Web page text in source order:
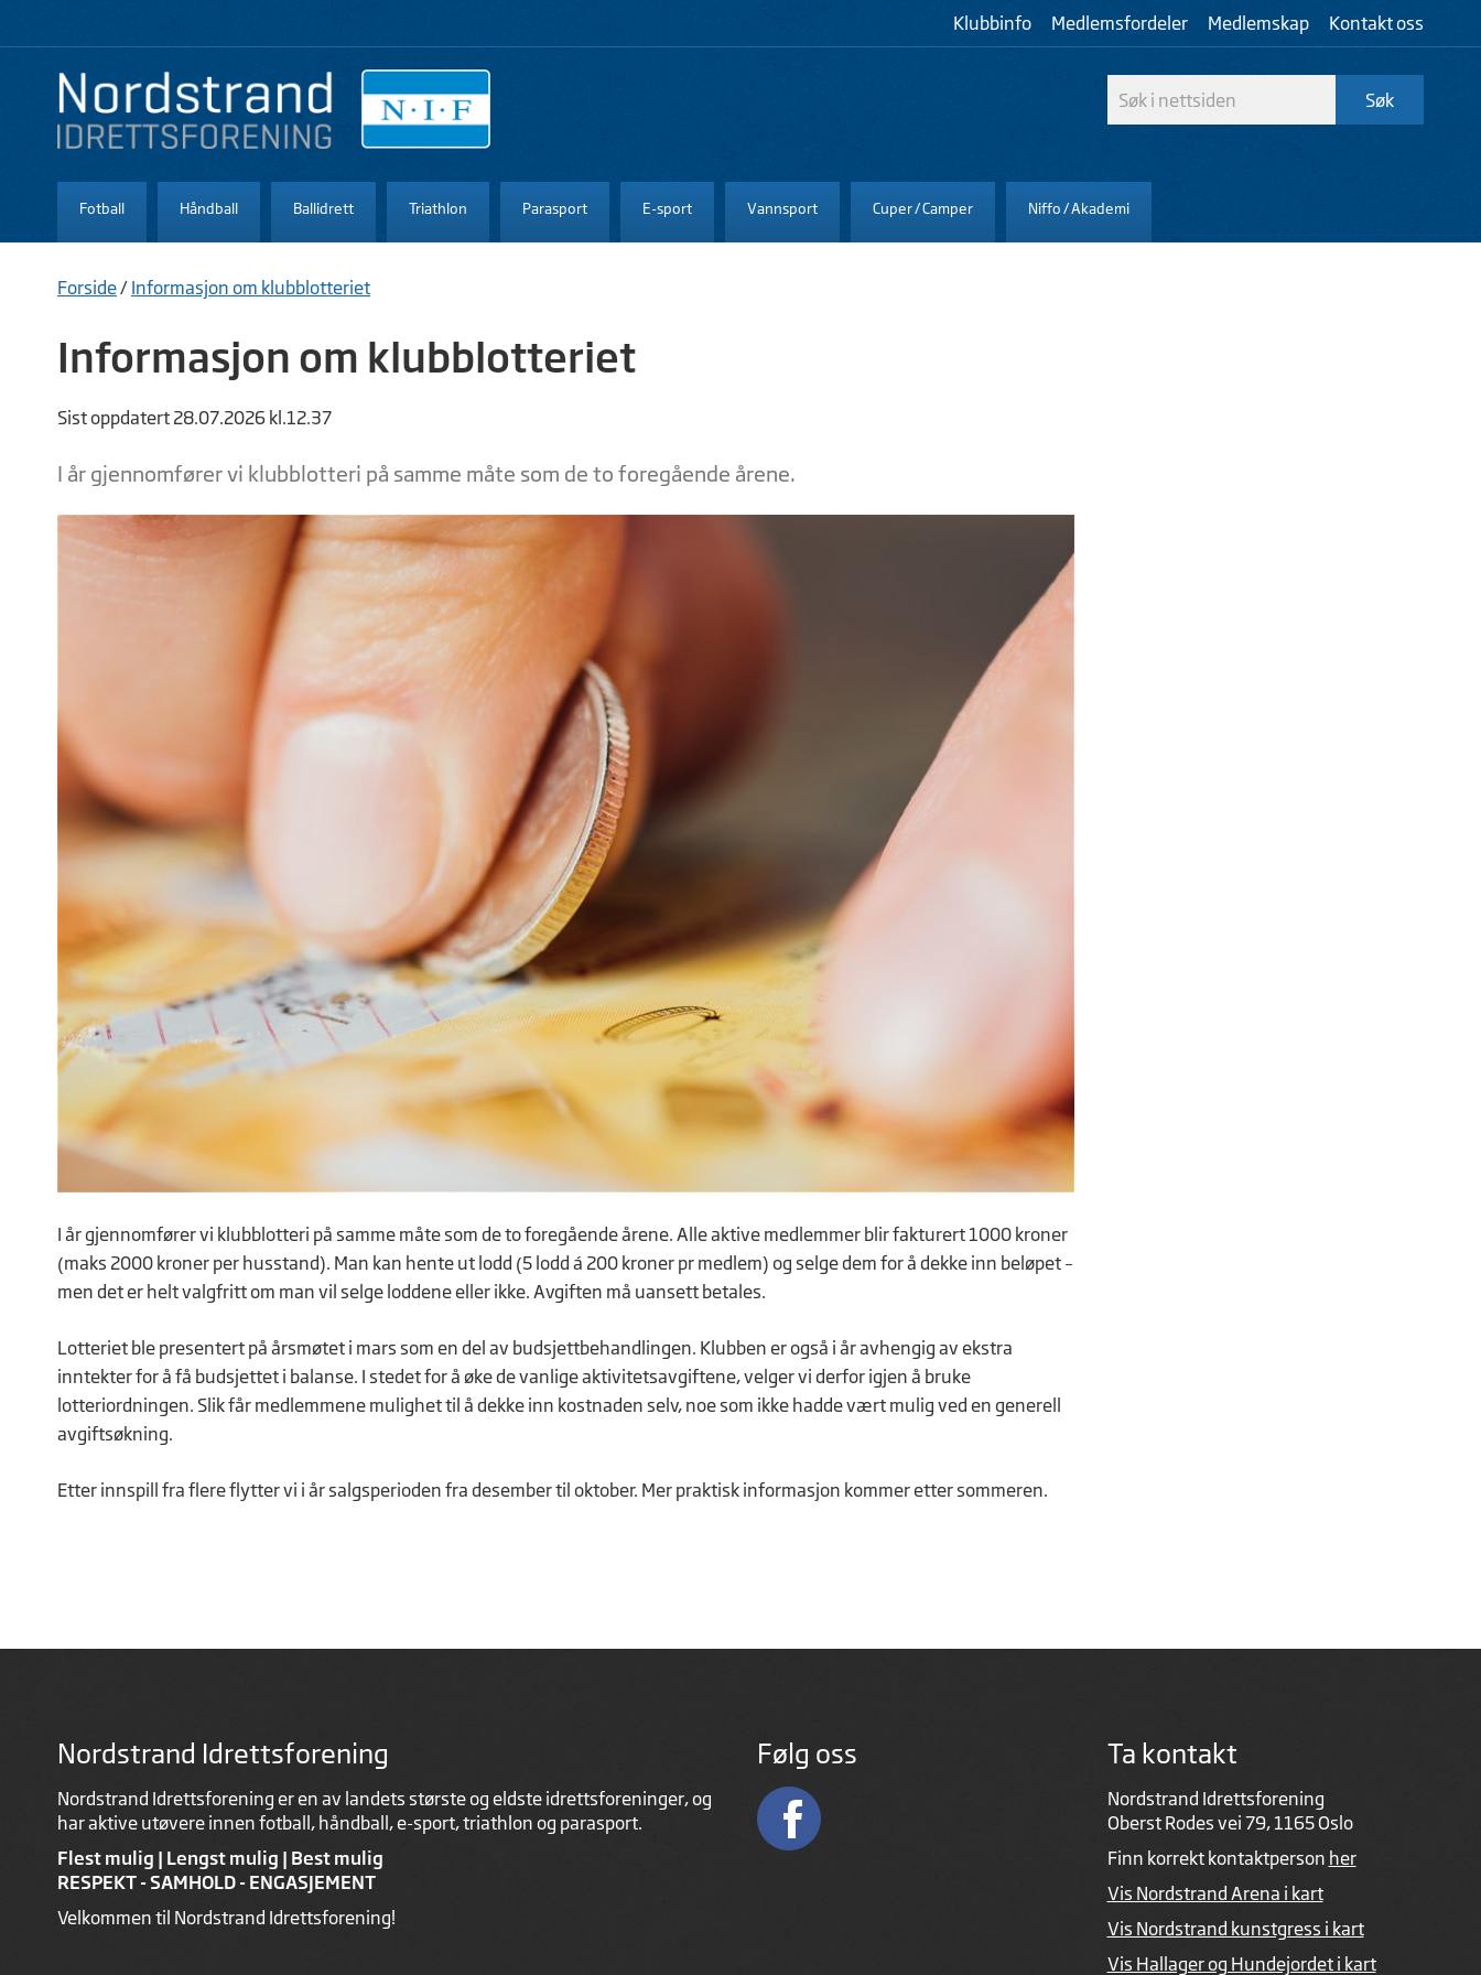
Klubbinfo Medlemsfordeler Medlemskap Kontakt oss
Fotball Håndball Ballidrett Triathlon Parasport E-sport Vannsport Cuper / Camper Niffo / Akademi
Forside/ Informasjon om klubblotteriet
Informasjon om klubblotteriet
Sist oppdatert 28.07.2026 kl.12.37
I år gjennomfører vi klubblotteri på samme måte som de to foregående årene.
I år gjennomfører vi klubblotteri på samme måte som de to foregående årene. Alle aktive medlemmer blir fakturert 1000 kroner
(maks 2000 kroner per husstand). Man kan hente ut lodd (5 lodd á 200 kroner pr medlem) og selge dem for å dekke inn beløpet –
men det er helt valgfritt om man vil selge loddene eller ikke. Avgiften må uansett betales.
Lotteriet ble presentert på årsmøtet i mars som en del av budsjettbehandlingen. Klubben er også i år avhengig av ekstra
inntekter for å få budsjettet i balanse. I stedet for å øke de vanlige aktivitetsavgiftene, velger vi derfor igjen å bruke
lotteriordningen. Slik får medlemmene mulighet til å dekke inn kostnaden selv, noe som ikke hadde vært mulig ved en generell
avgiftsøkning.
Etter innspill fra flere flytter vi i år salgsperioden fra desember til oktober. Mer praktisk informasjon kommer etter sommeren.
Nordstrand Idrettsforening
Nordstrand Idrettsforening er en av landets største og eldste idrettsforeninger, og
har aktive utøvere innen fotball, håndball, e-sport, triathlon og parasport.
Flest mulig | Lengst mulig | Best mulig
RESPEKT - SAMHOLD - ENGASJEMENT
Velkommen til Nordstrand Idrettsforening!
Følg oss Ta kontakt
Nordstrand Idrettsforening
Oberst Rodes vei 79, 1165 Oslo
Finn korrekt kontaktperson her
Vis Nordstrand Arena i kart
Vis Nordstrand kunstgress i kart
Vis Hallager og Hundejordet i kart